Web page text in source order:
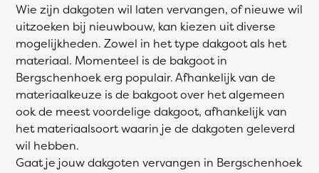
Wie zijn dakgoten wil laten vervangen, of nieuwe wil
uitzoeken bij nieuwbouw, kan kiezen uit diverse
mogelijkheden. Zowel in het type dakgoot als het
materiaal. Momenteel is de bakgoot in
Bergschenhoek erg populair. Afhankelijk van de
materiaalkeuze is de bakgoot over het algemeen
ook de meest voordelige dakgoot, afhankelijk van
het materiaalsoort waarin je de dakgoten geleverd
wil hebben.
Gaat je jouw dakgoten vervangen in Bergschenhoek